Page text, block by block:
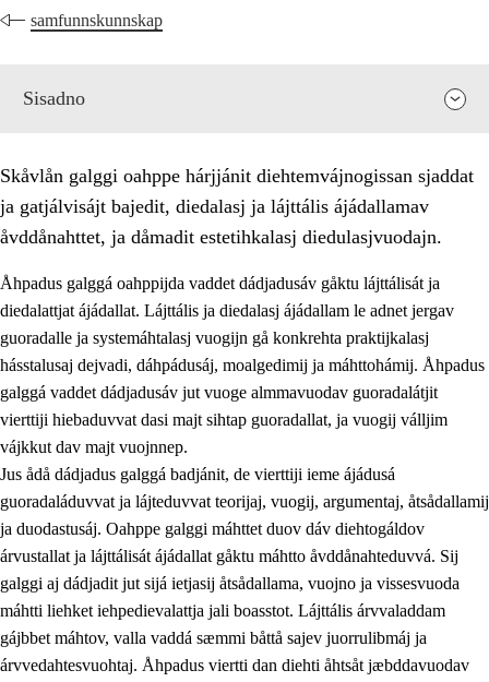
samfunnskunnskap
Sisadno
1. Åhpadusá árvvovuodo
1.1 Almasjárvvo
1.2 Identitiehtta ja kultuvralasj moattevuohta
1.3 Lájttális ájádallam ja estetihkalasj diedulasjvuohta
1.4 Dahkamávvo, berustibme ja diehtemvájnogisvuohta
1.5 Vieledus luonnduj ja birásdiedulasjvuohta
1.6 Demokratijja ja oassálasstem
Skåvlån galggi oahppe hárjjánit diehtemvájnogissan sjaddat
ja gatjálvisájt bajedit, diedalasj ja lájttális ájádallamav
åvddånahttet, ja dåmadit estetihkalasj diedulasjvuodajn.
Åhpadus galggá oahppijda vaddet dádjadusáv gåktu lájttálisát ja
diedalattjat ájádallat. Lájttális ja diedalasj ájádallam le adnet jergav
guoradalle ja systemáhtalasj vuogijn gå konkrehta praktijkalasj
hásstalusaj dejvadi, dáhpádusáj, moalgedimij ja máhttohámij. Åhpadus
galggá vaddet dádjadusáv jut vuoge almmavuodav guoradalátjit
vierttiji hiebaduvvat dasi majt sihtap guoradallat, ja vuogij válljim
vájkkut dav majt vuojnnep.
Jus ådå dádjadus galggá badjánit, de vierttiji ieme ájádusá
guoradaláduvvat ja lájteduvvat teorijaj, vuogij, argumentaj, åtsådallamij
ja duodastusáj. Oahppe galggi máhttet duov dáv diehtogáldov
árvustallat ja lájttálisát ájádallat gåktu máhtto åvddånahteduvvá. Sij
galggi aj dádjadit jut sijá ietjasij åtsådallama, vuojno ja vissesvuoda
máhtti liehket iehpedievalattja jali boasstot. Lájttális árvvaladdam
gájbbet máhtov, valla vaddá sæmmi båttå sajev juorrulibmáj ja
árvvedahtesvuohtaj. Åhpadus viertti dan diehti åhtsåt jæbddavuodav